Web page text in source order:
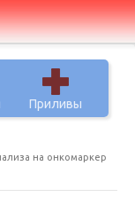
Приливы
на онкомаркер